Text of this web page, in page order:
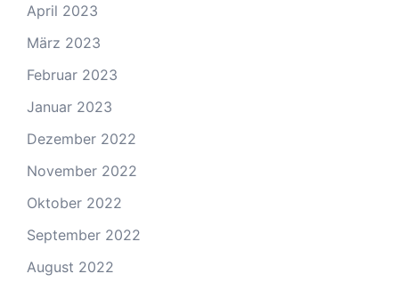
April 2023
März 2023
Februar 2023
Januar 2023
Dezember 2022
November 2022
Oktober 2022
September 2022
August 2022